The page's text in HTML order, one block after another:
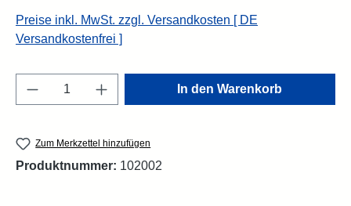
Preise inkl. MwSt. zzgl. Versandkosten [ DE
Versandkostenfrei ]
Produkt Anzahl: Gib den gewünschten
In den Warenkorb
Zum Merkzettel hinzufügen
Produktnummer: 102002